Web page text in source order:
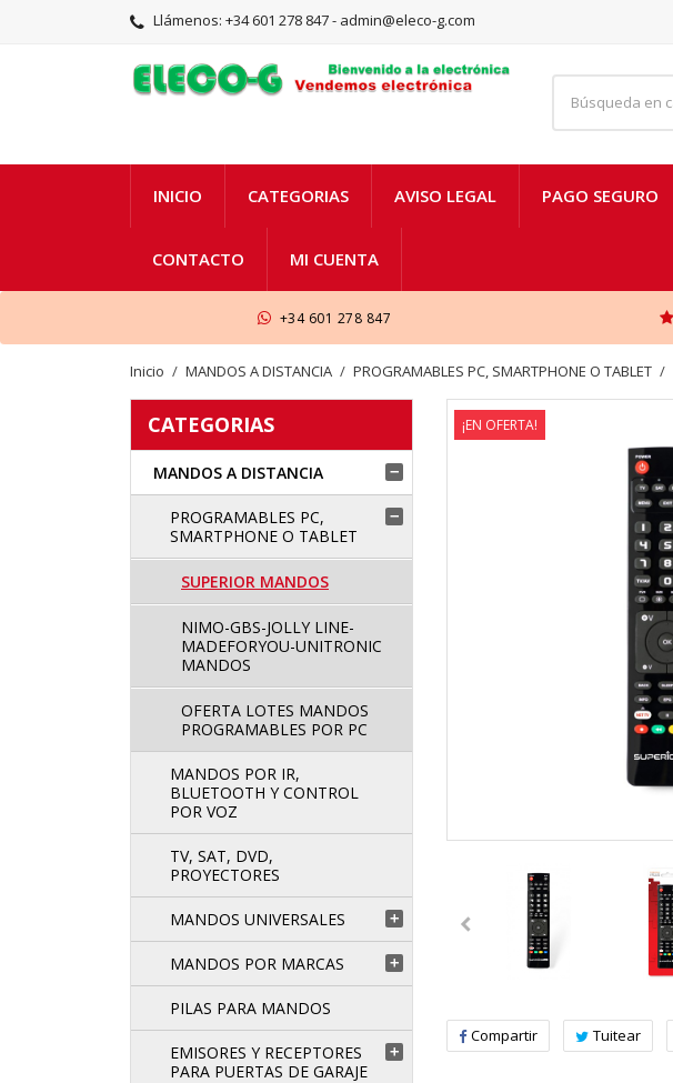
Llámenos: +34 601 278 847 - admin@eleco-g.com
INICIO CATEGORIAS AVISO LEGAL PAGO SEGURO
CONTACTO MI CUENTA
+34 601 278 847
Inicio MANDOS A DISTANCIA PROGRAMABLES PC, SMARTPHONE O TABLET
CATEGORIAS
MANDOS A DISTANCIA 
PROGRAMABLES PC,
SMARTPHONE O TABLET

SUPERIOR MANDOS
NIMO-GBS-JOLLY LINE-
MADEFORYOU-UNITRONIC
MANDOS
OFERTA LOTES MANDOS
PROGRAMABLES POR PC
MANDOS POR IR,
BLUETOOTH Y CONTROL
POR VOZ
TV, SAT, DVD,
PROYECTORES
MANDOS UNIVERSALES 
MANDOS POR MARCAS 
PILAS PARA MANDOS
EMISORES Y RECEPTORES
PARA PUERTAS DE GARAJE

¡EN OFERTA!
Compartir Tuitear